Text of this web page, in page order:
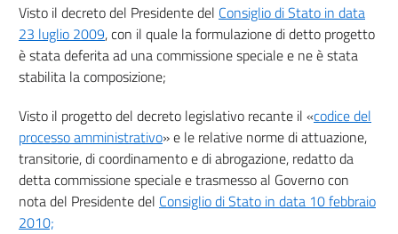
Competenza
art. 13
art. 14
art. 15
art. 16
Capo V
Astensione e ricusazione
art. 17
art. 18
Visto il decreto del Presidente del Consiglio di Stato in data
23 luglio 2009, con il quale la formulazione di detto progetto
è stata deferita ad una commissione speciale e ne è stata
stabilita la composizione;
Visto il progetto del decreto legislativo recante il «codice del
processo amministrativo» e le relative norme di attuazione,
transitorie, di coordinamento e di abrogazione, redatto da
detta commissione speciale e trasmesso al Governo con
nota del Presidente del Consiglio di Stato in data 10 febbraio
2010;